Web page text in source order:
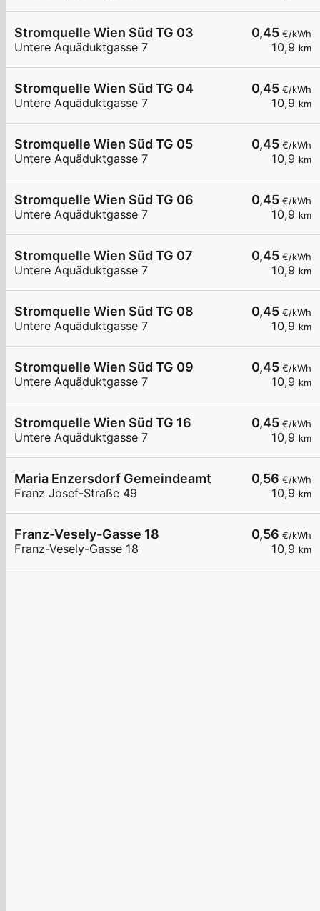
0,45 €/kWh
10,9 km
Stromquelle Wien Süd TG 03
Untere Aquäduktgasse 7
0,45 €/kWh
10,9 km
Stromquelle Wien Süd TG 04
Untere Aquäduktgasse 7
0,45 €/kWh
10,9 km
Stromquelle Wien Süd TG 05
Untere Aquäduktgasse 7
0,45 €/kWh
10,9 km
Stromquelle Wien Süd TG 06
Untere Aquäduktgasse 7
0,45 €/kWh
10,9 km
Stromquelle Wien Süd TG 07
Untere Aquäduktgasse 7
0,45 €/kWh
10,9 km
Stromquelle Wien Süd TG 08
Untere Aquäduktgasse 7
0,45 €/kWh
10,9 km
Stromquelle Wien Süd TG 09
Untere Aquäduktgasse 7
0,45 €/kWh
10,9 km
Stromquelle Wien Süd TG 16
Untere Aquäduktgasse 7
0,56 €/kWh
10,9 km
Maria Enzersdorf Gemeindeamt
Franz Josef-Straße 49
0,56 €/kWh
10,9 km
Franz-Vesely-Gasse 18
Franz-Vesely-Gasse 18